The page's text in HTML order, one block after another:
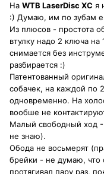
На WTB LaserDisc XC я
:) Думаю, им по зубам
Из плюсов - простота
втулку надо 2 ключа
снимается без
разбирается :)
Патентованный
собачек, на каждой по
одновременно. На
вообше не
Малый свободный ход -
не знаю).
Обода не восьмерят
брейки - не думаю,
протягивал пару раз,